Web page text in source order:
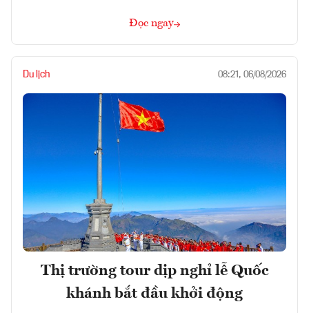
Đọc ngay
Du lịch 08:21, 06/08/2026
Thị trường tour dịp nghỉ lễ Quốc
khánh bắt đầu khởi động